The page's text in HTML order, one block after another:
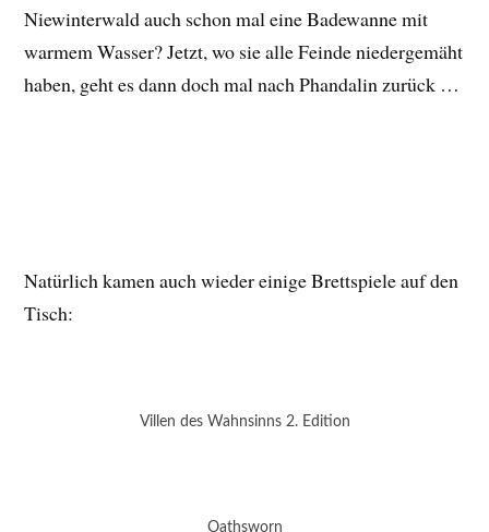
Niewinterwald auch schon mal eine Badewanne mit
warmem Wasser? Jetzt, wo sie alle Feinde niedergemäht
haben, geht es dann doch mal nach Phandalin zurück …
Natürlich kamen auch wieder einige Brettspiele auf den
Tisch:
Villen des Wahnsinns 2. Edition
Oathsworn